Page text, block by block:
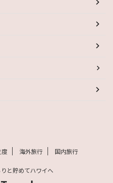
海外旅行 国内旅行
と貯めてハワイへ